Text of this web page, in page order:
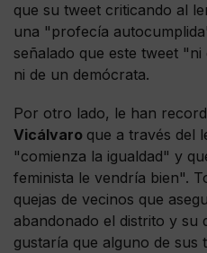
que su tweet criticando al
una "profecía
señalado que este tweet
ni de un demócrata.
Por otro lado, le han
Vicálvaro que a través del
"comienza la igualdad" y
feminista le vendría bien".
quejas de vecinos que
abandonado el distrito y su
gustaría que alguno de sus